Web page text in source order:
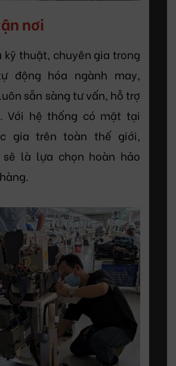
nơi
kỹ thuật, chuyên gia trong
động hóa ngành may,
sẵn sàng tư vấn, hỗ trợ
Với hệ thống có mặt tại
gia trên toàn thế giới,
sẽ là lựa chọn hoàn hảo